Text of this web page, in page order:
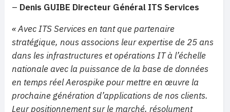
– Denis GUIBE Directeur Général ITS Services
« Avec ITS Services en tant que partenaire
stratégique, nous associons leur expertise de 25 ans
dans les infrastructures et opérations IT à l’échelle
nationale avec la puissance de la base de données
en temps réel Aerospike pour mettre en œuvre la
prochaine génération d’applications de nos clients.
Leur positionnement sur le marché, résolument